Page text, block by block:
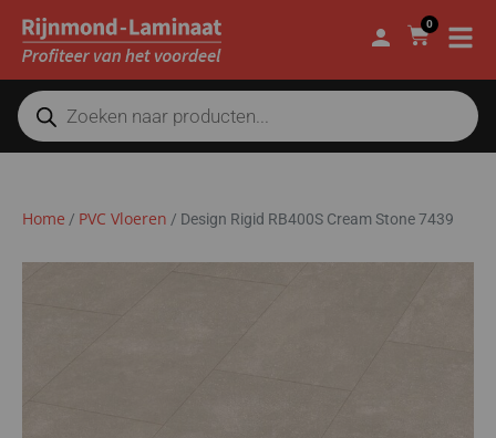
0
Home / PVC Vloeren / Design Rigid RB400S Cream Stone 7439